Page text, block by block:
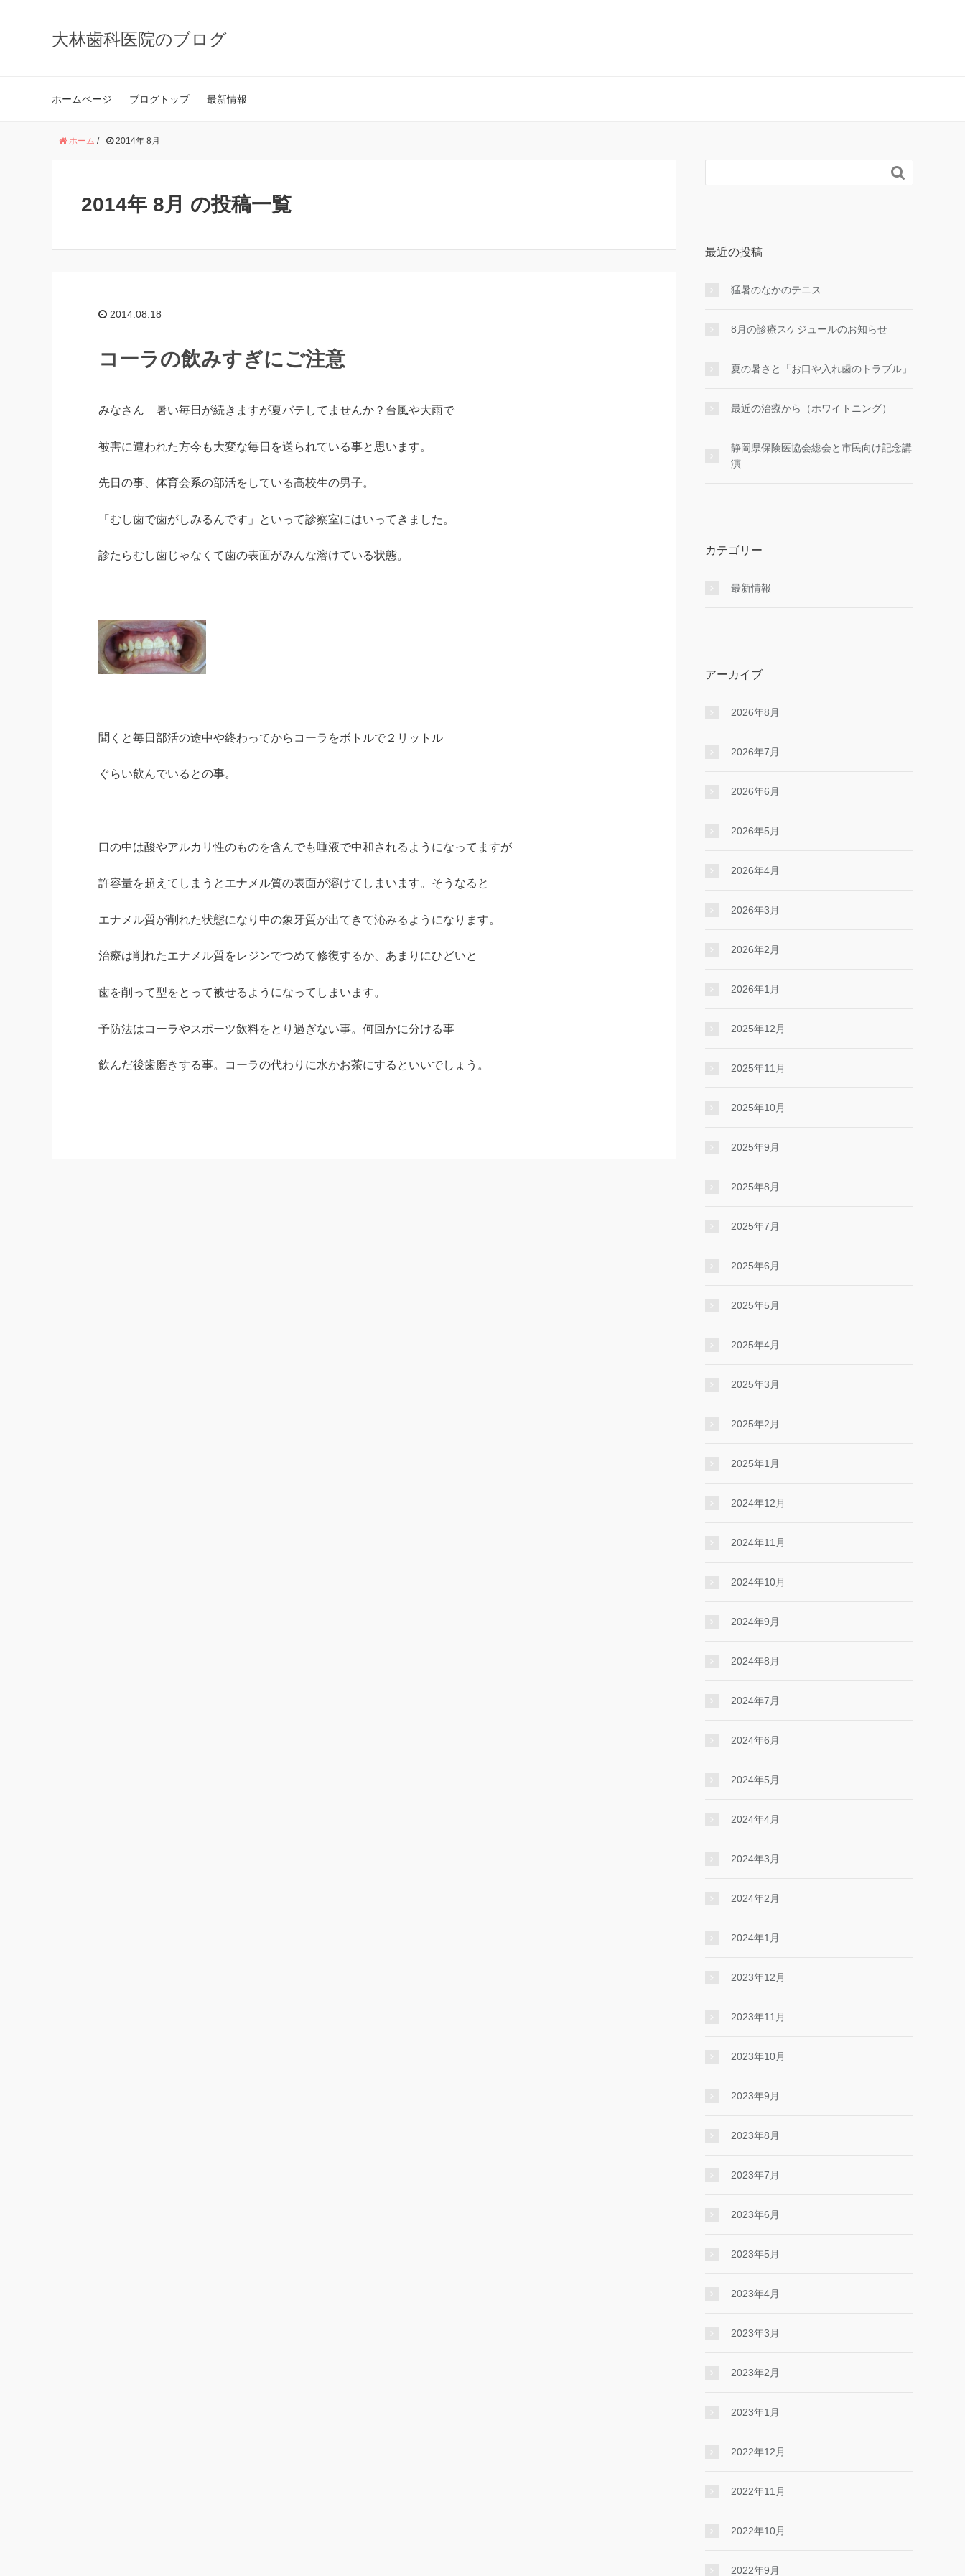
大林歯科医院のブログ
ホームページ ブログトップ 最新情報
ホーム / 2014年 8月
2014年 8月 の投稿一覧
2014.08.18
コーラの飲みすぎにご注意
みなさん 暑い毎日が続きますが夏バテしてませんか？台風や大雨で
被害に遭われた方今も大変な毎日を送られている事と思います。
先日の事、体育会系の部活をしている高校生の男子。
「むし歯で歯がしみるんです」といって診察室にはいってきました。
診たらむし歯じゃなくて歯の表面がみんな溶けている状態。
聞くと毎日部活の途中や終わってからコーラをボトルで２リットル
ぐらい飲んでいるとの事。
口の中は酸やアルカリ性のものを含んでも唾液で中和されるようになってますが
許容量を超えてしまうとエナメル質の表面が溶けてしまいます。そうなると
エナメル質が削れた状態になり中の象牙質が出てきて沁みるようになります。
治療は削れたエナメル質をレジンでつめて修復するか、あまりにひどいと
歯を削って型をとって被せるようになってしまいます。
予防法はコーラやスポーツ飲料をとり過ぎない事。何回かに分ける事
飲んだ後歯磨きする事。コーラの代わりに水かお茶にするといいでしょう。

最近の投稿
猛暑のなかのテニス
8月の診療スケジュールのお知らせ
夏の暑さと「お口や入れ歯のトラブル」
最近の治療から（ホワイトニング）
静岡県保険医協会総会と市民向け記念講
演
カテゴリー
最新情報
アーカイブ
2026年8月
2026年7月
2026年6月
2026年5月
2026年4月
2026年3月
2026年2月
2026年1月
2025年12月
2025年11月
2025年10月
2025年9月
2025年8月
2025年7月
2025年6月
2025年5月
2025年4月
2025年3月
2025年2月
2025年1月
2024年12月
2024年11月
2024年10月
2024年9月
2024年8月
2024年7月
2024年6月
2024年5月
2024年4月
2024年3月
2024年2月
2024年1月
2023年12月
2023年11月
2023年10月
2023年9月
2023年8月
2023年7月
2023年6月
2023年5月
2023年4月
2023年3月
2023年2月
2023年1月
2022年12月
2022年11月
2022年10月
2022年9月